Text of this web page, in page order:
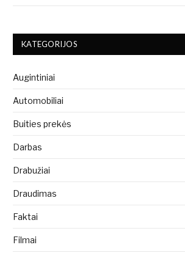
KATEGORIJOS
Augintiniai
Automobiliai
Buities prekės
Darbas
Drabužiai
Draudimas
Faktai
Filmai